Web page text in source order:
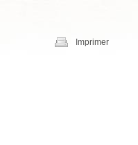
Imprimer